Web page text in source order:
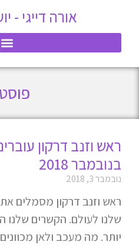
אורה דייגי -
בנובמבר 2018
נובמבר 3, 2018
ראש וזנב דרקון מסמלים
שלנו לעולם. הקשרים שלנו
יותר. מה מעכב ולאן